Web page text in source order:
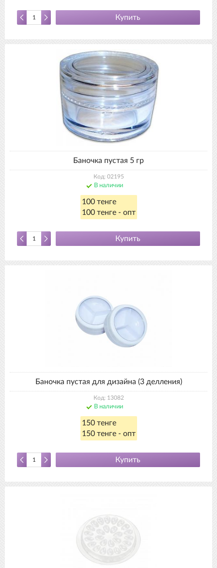
Купить
Баночка пустая 5 гр
Код: 02195
В наличии
100 тенге
100 тенге - опт
Купить
Баночка пустая для дизайна (3 делления)
Код: 13082
В наличии
150 тенге
150 тенге - опт
Купить